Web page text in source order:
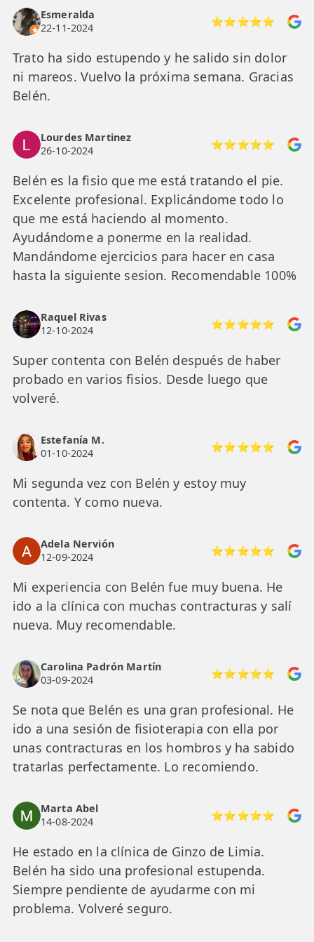
Esmeralda
22-11-2024
⭐⭐⭐⭐⭐
Trato ha sido estupendo y he salido sin dolor
ni mareos. Vuelvo la próxima semana. Gracias
Belén.
Lourdes Martinez
26-10-2024
⭐⭐⭐⭐⭐
Belén es la fisio que me está tratando el pie.
Excelente profesional. Explicándome todo lo
que me está haciendo al momento.
Ayudándome a ponerme en la realidad.
Mandándome ejercicios para hacer en casa
hasta la siguiente sesion. Recomendable 100%
Raquel Rivas
12-10-2024
⭐⭐⭐⭐⭐
Super contenta con Belén después de haber
probado en varios fisios. Desde luego que
volveré.
Estefanía M.
01-10-2024
⭐⭐⭐⭐⭐
Mi segunda vez con Belén y estoy muy
contenta. Y como nueva.
Adela Nervión
12-09-2024
⭐⭐⭐⭐⭐
Mi experiencia con Belén fue muy buena. He
ido a la clínica con muchas contracturas y salí
nueva. Muy recomendable.
Carolina Padrón Martín
03-09-2024
⭐⭐⭐⭐⭐
Se nota que Belén es una gran profesional. He
ido a una sesión de fisioterapia con ella por
unas contracturas en los hombros y ha sabido
tratarlas perfectamente. Lo recomiendo.
Marta Abel
14-08-2024
⭐⭐⭐⭐⭐
He estado en la clínica de Ginzo de Limia.
Belén ha sido una profesional estupenda.
Siempre pendiente de ayudarme con mi
problema. Volveré seguro.